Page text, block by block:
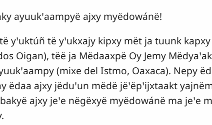
ayuukꞌaampyë ajxy myëdowánë!
yꞌuktúñ të yꞌukxajy kipxy mët ja tuunk
Oigan), tëë ja Mëdaaxpë Oy Jemy
(mixe del Istmo, Oaxaca). Nepy
ëdaa ajxy jëduꞌun mëdë jëꞌëpꞌijxtaakt
ajxy jeꞌe nëgëxyë myëdowánë ma jeꞌe